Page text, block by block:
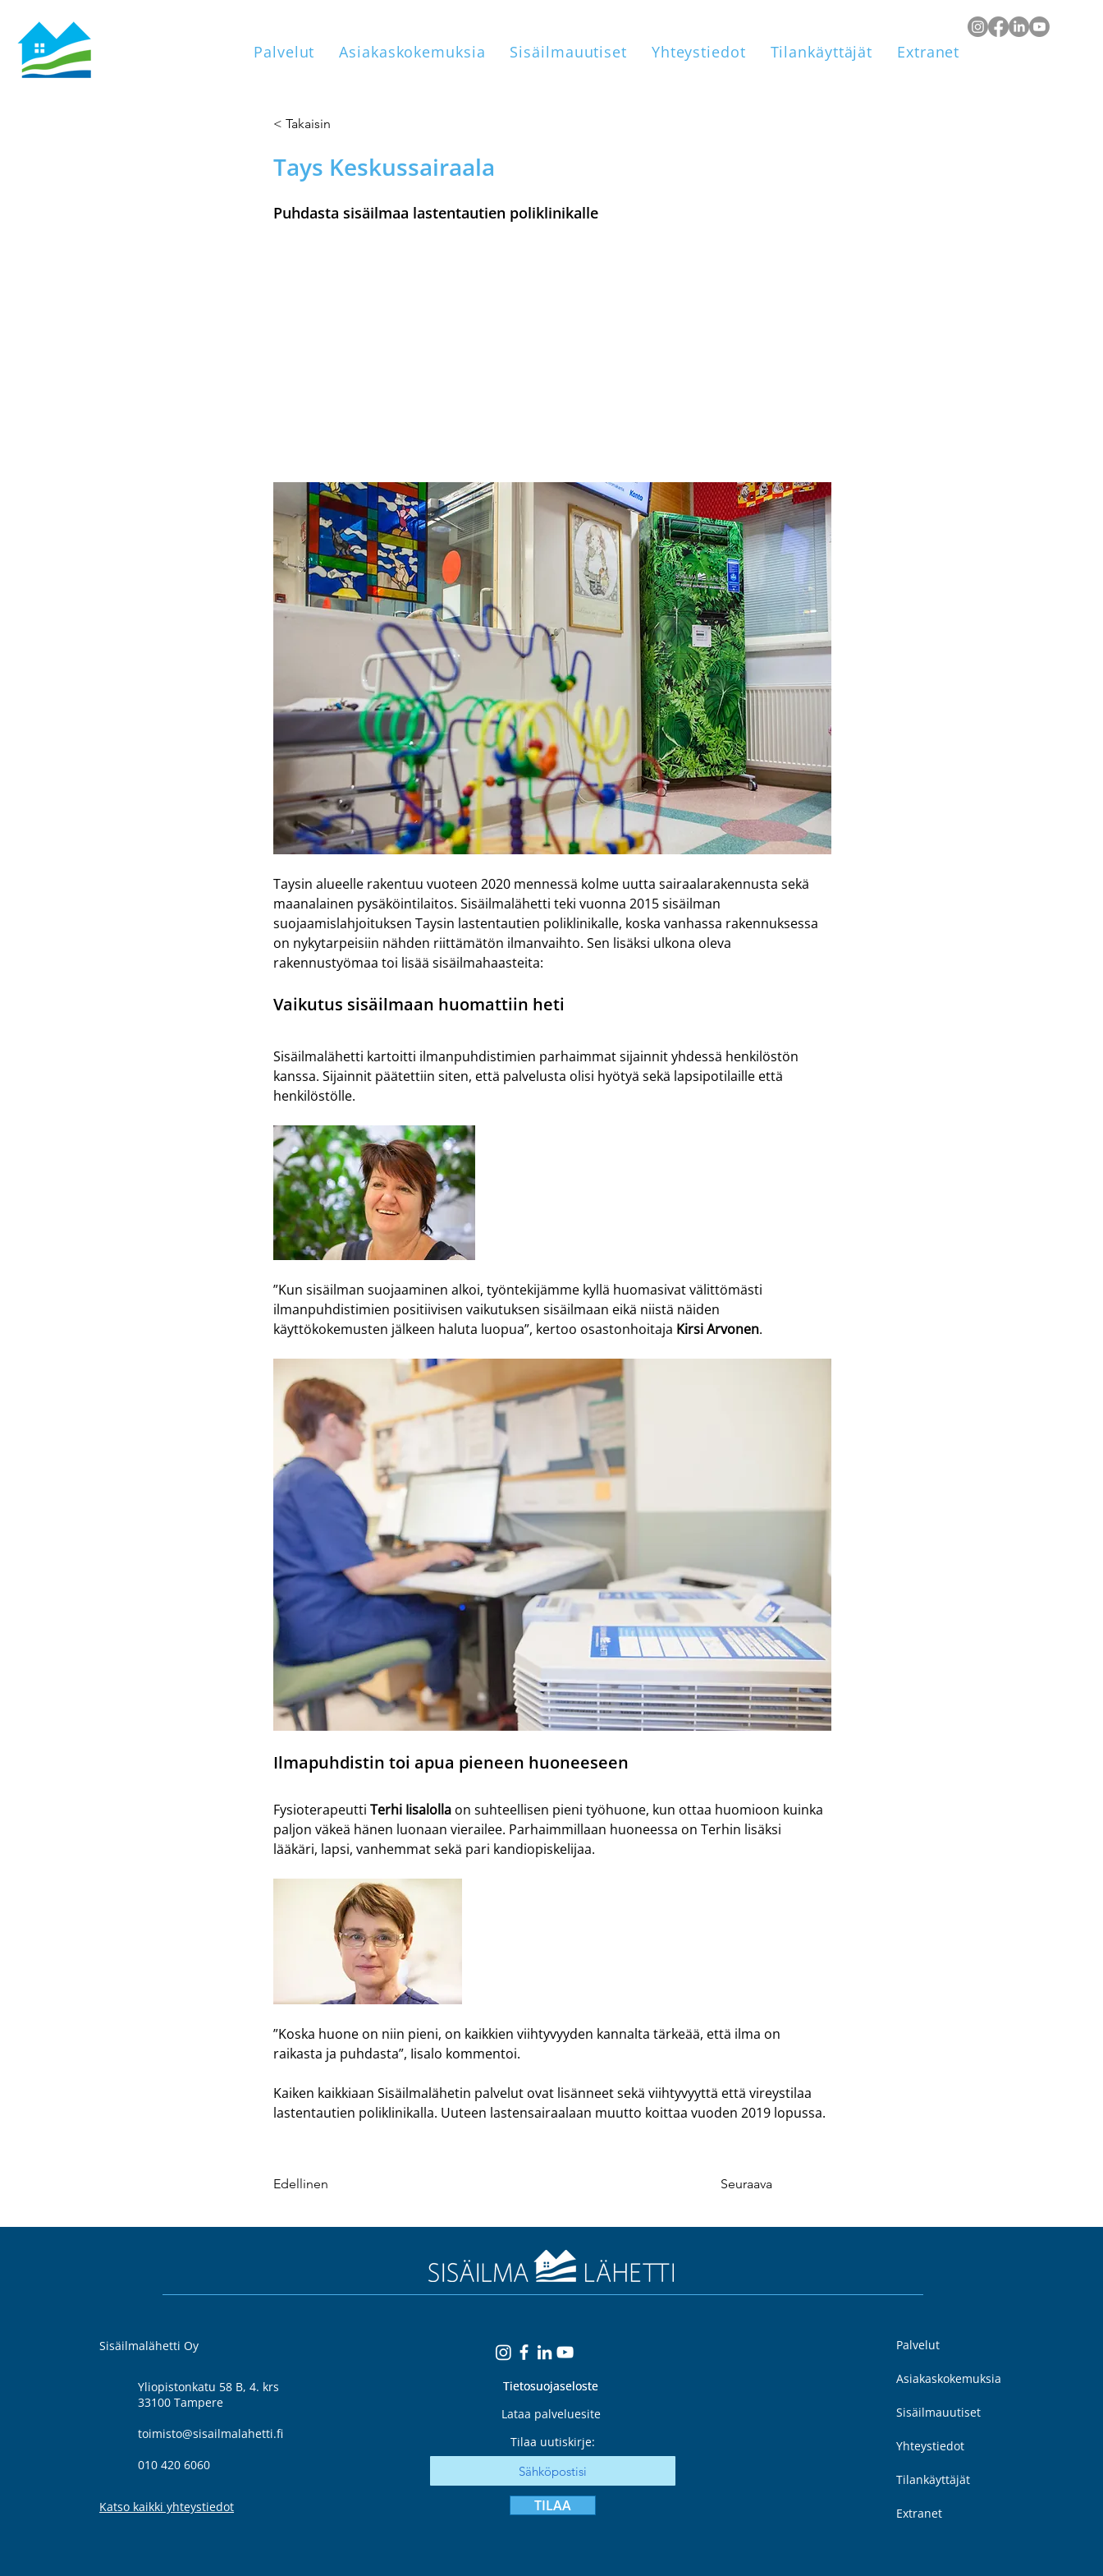
Palvelut Asiakaskokemuksia Sisäilmauutiset Yhteystiedot Tilankäyttäjät Extranet
< Takaisin
Tays Keskussairaala
Puhdasta sisäilmaa lastentautien poliklinikalle
Taysin alueelle rakentuu vuoteen 2020 mennessä kolme uutta sairaalarakennusta sekä
maanalainen pysäköintilaitos. Sisäilmalähetti teki vuonna 2015 sisäilman
suojaamislahjoituksen Taysin lastentautien poliklinikalle, koska vanhassa rakennuksessa
on nykytarpeisiin nähden riittämätön ilmanvaihto. Sen lisäksi ulkona oleva
rakennustyömaa toi lisää sisäilmahaasteita:
Vaikutus sisäilmaan huomattiin heti
Sisäilmalähetti kartoitti ilmanpuhdistimien parhaimmat sijainnit yhdessä henkilöstön
kanssa. Sijainnit päätettiin siten, että palvelusta olisi hyötyä sekä lapsipotilaille että
henkilöstölle.
”Kun sisäilman suojaaminen alkoi, työntekijämme kyllä huomasivat välittömästi
ilmanpuhdistimien positiivisen vaikutuksen sisäilmaan eikä niistä näiden
käyttökokemusten jälkeen haluta luopua”, kertoo osastonhoitaja Kirsi Arvonen.
Ilmapuhdistin toi apua pieneen huoneeseen
Fysioterapeutti Terhi Iisalolla on suhteellisen pieni työhuone, kun ottaa huomioon kuinka
paljon väkeä hänen luonaan vierailee. Parhaimmillaan huoneessa on Terhin lisäksi
lääkäri, lapsi, vanhemmat sekä pari kandiopiskelijaa.
”Koska huone on niin pieni, on kaikkien viihtyvyyden kannalta tärkeää, että ilma on
raikasta ja puhdasta”, Iisalo kommentoi.
Kaiken kaikkiaan Sisäilmalähetin palvelut ovat lisänneet sekä viihtyvyyttä että vireystilaa
lastentautien poliklinikalla. Uuteen lastensairaalaan muutto koittaa vuoden 2019 lopussa.
Edellinen Seuraava
Sisäilmalähetti Oy
Yliopistonkatu 58 B, 4. krs
33100 Tampere
toimisto@sisailmalahetti.fi
010 420 6060
Katso kaikki yhteystiedot
Tietosuojaseloste
Tietosuojaseloste
Lataa palveluesite
Tilaa uutiskirje:
TILAA
Palvelut
Asiakaskokemuksia
Sisäilmauutiset
Yhteystiedot
Tilankäyttäjät
Extranet